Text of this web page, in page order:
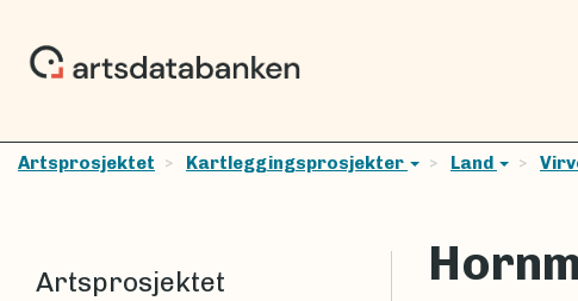
Artsprosjektet Kartleggingsprosjekter Land
Artsprosjektet